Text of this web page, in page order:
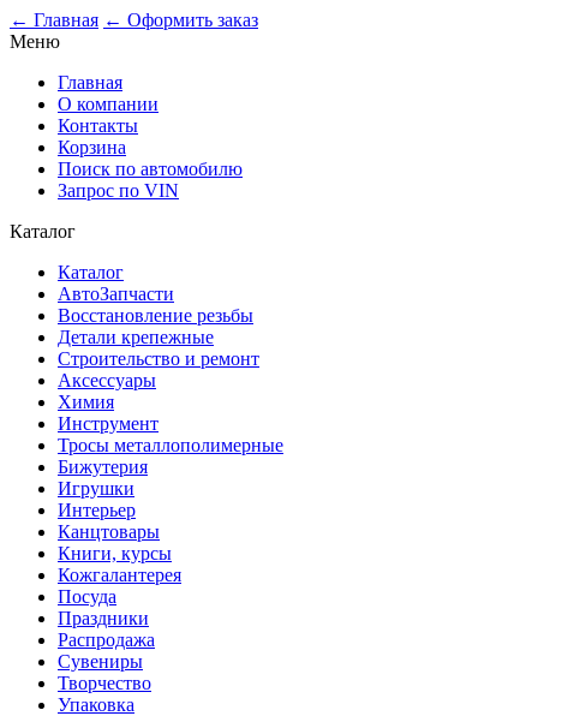
← Главная ← Оформить заказ
Меню
Главная
О компании
Контакты
Корзина
Поиск по автомобилю
Запрос по VIN
Каталог
Каталог
АвтоЗапчасти
Восстановление резьбы
Детали крепежные
Строительство и ремонт
Аксессуары
Химия
Инструмент
Тросы металлополимерные
Бижутерия
Игрушки
Интерьер
Канцтовары
Книги, курсы
Кожгалантерея
Посуда
Праздники
Распродажа
Сувениры
Творчество
Упаковка